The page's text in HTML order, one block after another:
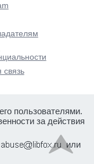
связь
пользователями.
за действия
или